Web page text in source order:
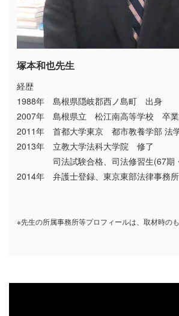
塚本和也先生
経歴
1988年 島根県隠岐郡西ノ島町 出身
2007年 島根県立 松江南高等学校 卒業
2011年 首都大学東京 都市教養学部 法
2013年 立教大学法科大学院 修了
司法試験合格、司法修習生(67期
2014年 弁護士登録、東京東部法律事務
※先生の所属事務所等プロフィールは、取材時のも